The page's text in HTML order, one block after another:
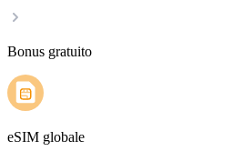
Bonus gratuito
eSIM globale